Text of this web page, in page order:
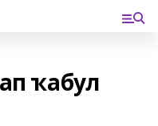
ҡабул